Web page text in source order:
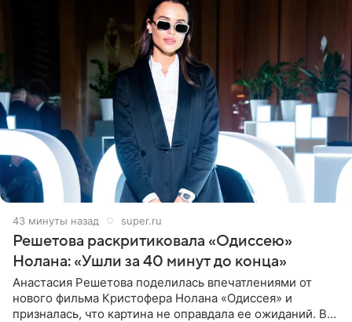
43 минуты назад super.ru
Решетова раскритиковала «Одиссею»
Нолана: «Ушли за 40 минут до конца»
Анастасия Решетова поделилась впечатлениями от
нового фильма Кристофера Нолана «Одиссея» и
призналась, что картина не оправдала ее ожиданий. В